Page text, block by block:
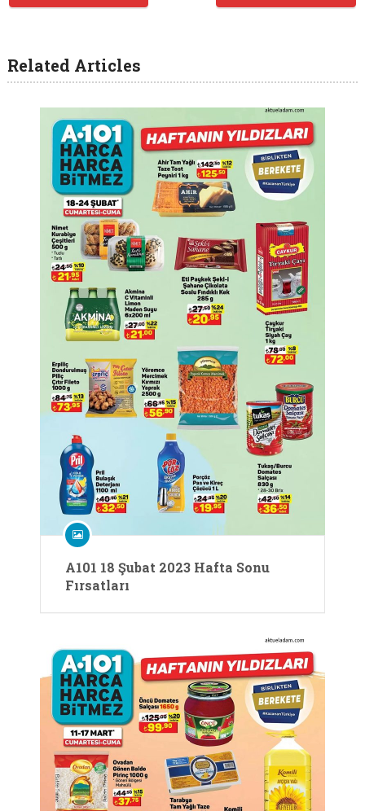
Related Articles
A101 18 Şubat 2023 Hafta Sonu
Fırsatları